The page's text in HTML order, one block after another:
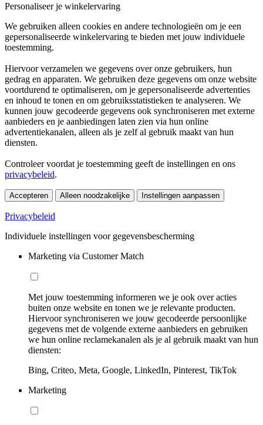
Personaliseer je winkelervaring
We gebruiken alleen cookies en andere technologieën om je een
gepersonaliseerde winkelervaring te bieden met jouw individuele
toestemming.
Hiervoor verzamelen we gegevens over onze gebruikers, hun
gedrag en apparaten. We gebruiken deze gegevens om onze website
voortdurend te optimaliseren, om je gepersonaliseerde advertenties
en inhoud te tonen en om gebruiksstatistieken te analyseren. We
kunnen jouw gecodeerde gegevens ook synchroniseren met externe
aanbieders en je aanbiedingen laten zien via hun online
advertentiekanalen, alleen als je zelf al gebruik maakt van hun
diensten.
Controleer voordat je toestemming geeft de instellingen en ons
privacybeleid.
Accepteren Alleen noodzakelijke Instellingen aanpassen
Privacybeleid
Individuele instellingen voor gegevensbescherming
Marketing via Customer Match
Met jouw toestemming informeren we je ook over acties
buiten onze website en tonen we je relevante producten.
Hiervoor synchroniseren we jouw gecodeerde persoonlijke
gegevens met de volgende externe aanbieders en gebruiken
we hun online reclamekanalen als je al gebruik maakt van hun
diensten:
Bing, Criteo, Meta, Google, LinkedIn, Pinterest, TikTok
Marketing